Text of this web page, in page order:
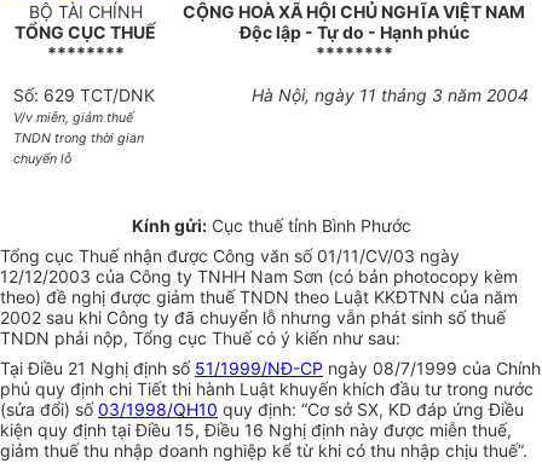
BỘ TÀI CHÍNH
TỔNG CỤC THUẾ
********
CỘNG HOÀ XÃ HỘI CHỦ NGHĨA VIỆT NAM
Độc lập - Tự do - Hạnh phúc
********
Số: 629 TCT/DNK
V/v miễn, giảm thuế
TNDN trong thời gian
chuyển lỗ
Hà Nội, ngày 11 tháng 3 năm 2004
Kính gửi:Cục thuế tỉnh Bình Phước
Tổng cục Thuế nhận được Công văn số 01/11/CV/03 ngày
12/12/2003 của Công ty TNHH Nam Sơn (có bản photocopy kèm
theo) đề nghị được giảm thuế TNDN theo Luật KKĐTNN của năm
2002 sau khi Công ty đã chuyển lỗ nhưng vẫn phát sinh số thuế
TNDN phải nộp, Tổng cục Thuế có ý kiến như sau:
Tại Điều 21 Nghị định số 51/1999/NĐ-CP ngày 08/7/1999 của Chính
phủ quy định chi Tiết thi hành Luật khuyến khích đầu tư trong nước
(sửa đổi) số03/1998/QH10 quy định: “Cơ sở SX, KD đáp ứng Điều
kiện quy định tại Điều 15, Điều 16 Nghị định này được miễn thuế,
giảm thuế thu nhập doanh nghiệp kể từ khi có thu nhập chịu thuế”.